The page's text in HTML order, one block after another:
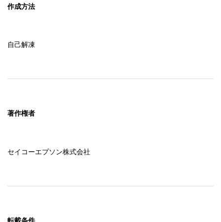
作成方法
自己解凍
著作権者
セイコーエプソン株式会社
転載条件